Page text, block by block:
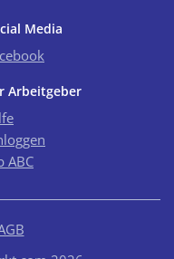
Media
Arbeitgeber
ABC